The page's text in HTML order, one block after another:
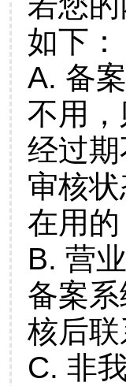
如下：
A. 备
不用
经过
审核
在用
B. 营
备案
核后
C. 非